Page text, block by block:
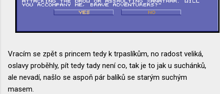
Vracím se zpět s princem tedy k trpaslíkům, no radost veliká,
oslavy proběhly, pít tedy tady není co, tak je to jak u suchánků,
ale nevadí, našlo se aspoň pár balíků se starým suchým
masem.